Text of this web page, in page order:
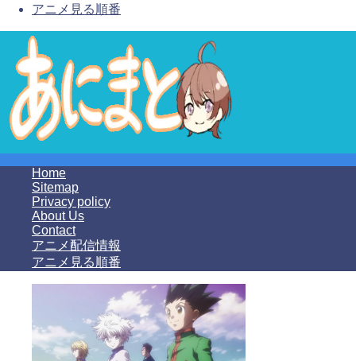
アニメ見る順番
Home
Sitemap
Privacy policy
About Us
Contact
アニメ配信情報
アニメ見る順番